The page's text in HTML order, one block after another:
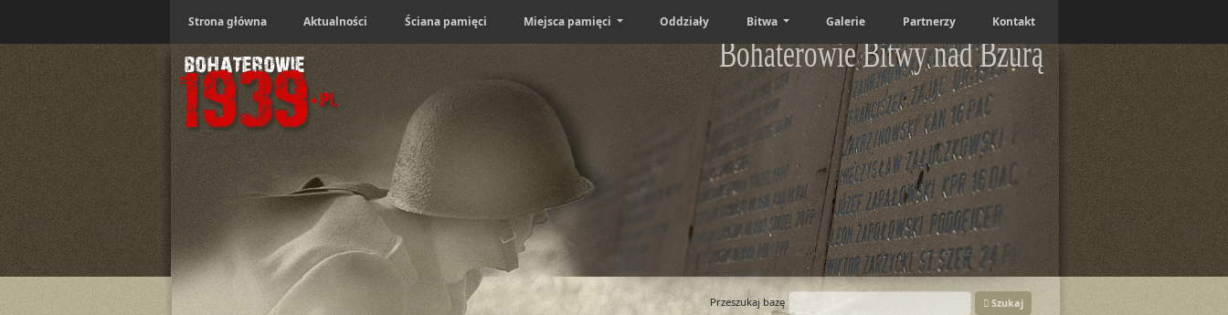
Strona główna Aktualności Ściana pamięci Miejsca pamięci Oddziały Bitwa Galerie Partnerzy Kontakt
Bohaterowie Bitwy nad Bzurą
Przeszukaj bazę
Szukaj